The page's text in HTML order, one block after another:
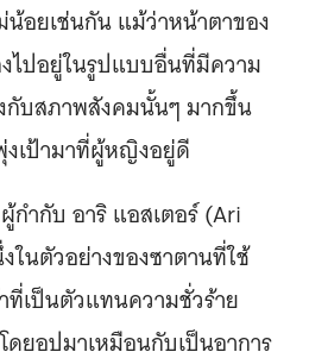
อยเช่นกัน แม้ว่าหน้าตาของ
ไปอยู่ในรูปแบบอื่นที่มีความ
กับสภาพสังคมนั้นๆ มากขึ้น
เป้ามาที่ผู้หญิงอยู่ดี
กำกับ อาริ แอสเตอร์ (Ari
ในตัวอย่างของซาตานที่ใช้
ที่เป็นตัวแทนความชั่วร้าย
ยอุปมาเหมือนกับเป็นอาการ